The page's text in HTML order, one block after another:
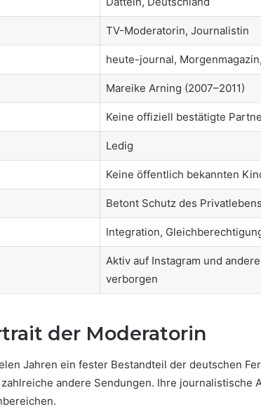
TV-Moderatorin, Journalistin
heute-journal,
Mareike Arning (2007–2011)
Keine offiziell bestätigte
Ledig
Keine öffentlich bekannten
Betont Schutz des
Integration,
Aktiv auf Instagram und
verborgen
der Moderatorin
Jahren ein fester Bestandteil der deutschen
andere Sendungen. Ihre journalistische